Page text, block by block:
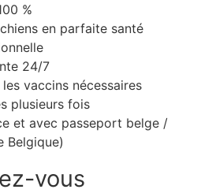
%
en parfaite santé
24/7
vaccins nécessaires
plusieurs fois
et avec passeport belge /
Belgique)
vous